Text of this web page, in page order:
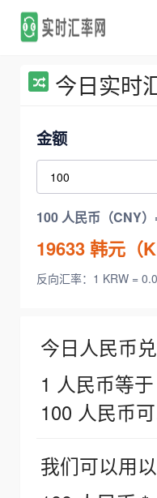
今日实时
金额
100 人民币（CNY
19633韩元（
反向汇率：1 KRW =
今日人民币
1 人民币等
100 人民币
我们可以用